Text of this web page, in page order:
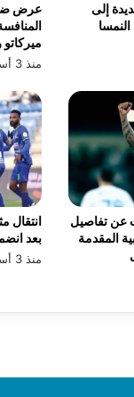
عرض
منذ 3 أسابيع
إلى
انتقال
بعد
منذ 3 أسابيع
تفاصيل
المقدمة